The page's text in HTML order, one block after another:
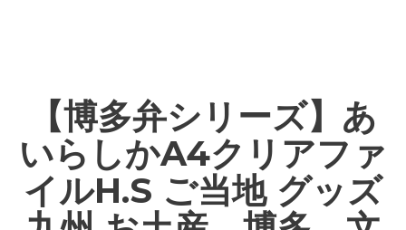
【博多弁シリーズ】あ
いらしかA4クリアファ
イルH.S ご当地 グッズ